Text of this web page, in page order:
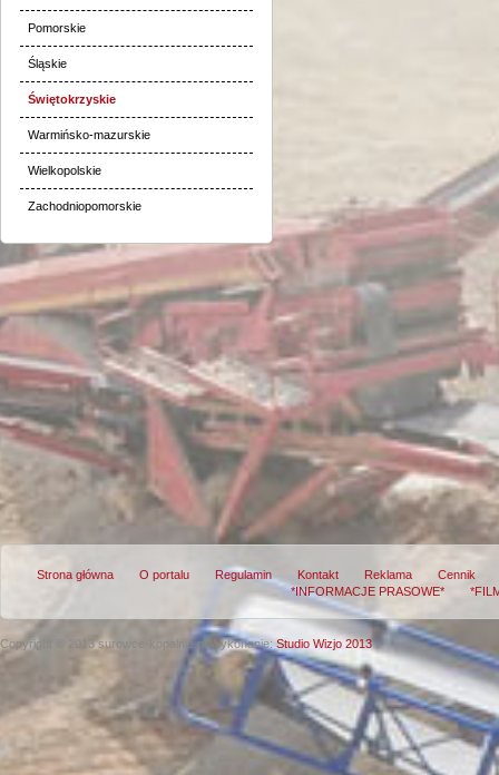
Pomorskie
Śląskie
Świętokrzyskie
Warmińsko-mazurskie
Wielkopolskie
Zachodniopomorskie
Strona główna O portalu Regulamin Kontakt Reklama
Cennik
*INFORMACJE PRASOWE*
Copyright © 2013 surowce-kopalnie.plWykonanie:Studio Wizjo 2013